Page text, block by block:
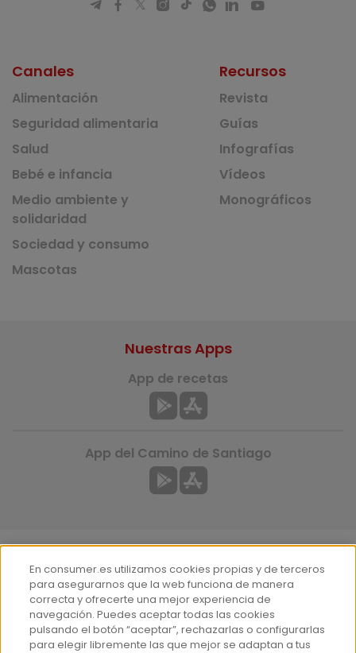
Canales
Alimentación
Seguridad alimentaria
Salud
Bebé e infancia
Medio ambiente y
solidaridad
Sociedad y consumo
Mascotas
Recursos
Revista
Guías
Infografías
Vídeos
Monográficos
Más información
¿Quiénes somos?
Hemeroteca
Nuestras Apps
App de recetas
App del Camino de Santiago
En consumer.es utilizamos cookies propias y de terceros
para asegurarnos que la web funciona de manera
correcta y ofrecerte una mejor experiencia de
navegación. Puedes aceptar todas las cookies
pulsando el botón “aceptar”, rechazarlas o configurarlas
para elegir libremente las que mejor se adaptan a tus